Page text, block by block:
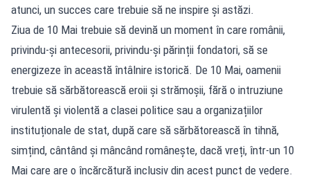
atunci, un succes care trebuie să ne inspire și astăzi.
Ziua de 10 Mai trebuie să devină un moment în care românii,
privindu-și antecesorii, privindu-și părinții fondatori, să se
energizeze în această întâlnire istorică. De 10 Mai, oamenii
trebuie să sărbătorească eroii și strămoșii, fără o intruziune
virulentă și violentă a clasei politice sau a organizațiilor
instituționale de stat, după care să sărbătorească în tihnă,
simțind, cântând și mâncând românește, dacă vreți, într-un 10
Mai care are o încărcătură inclusiv din acest punct de vedere.